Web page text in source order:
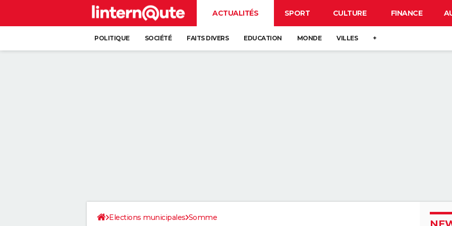
ACTUALITÉS SPORT CULTURE FINANCE
POLITIQUE SOCIÉTÉ FAITS DIVERS EDUCATION MONDE VILLES +
Elections municipales Somme